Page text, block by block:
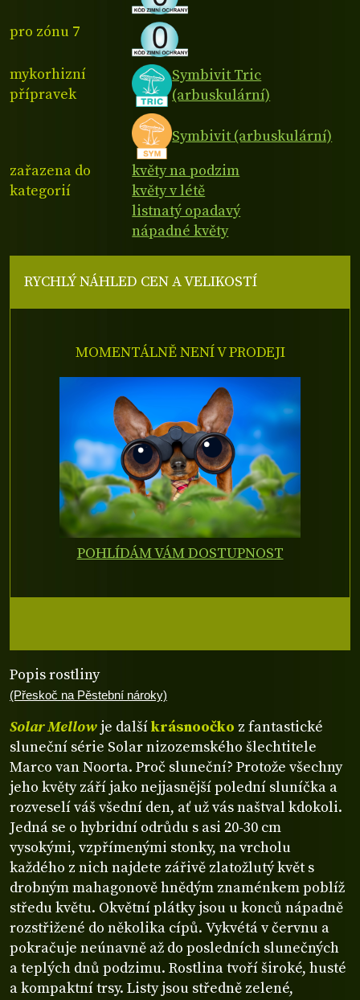
pro zónu 7
mykorhizní
přípravek
Symbivit Tric
(arbuskulární)
Symbivit (arbuskulární)
zařazena do
kategorií
květy na podzim
květy v létě
listnatý opadavý
nápadné květy
Popis rostliny
(Přeskoč na Pěstební nároky)
Solar Mellow je dalšíkrásnoočko z fantastické
sluneční série Solar nizozemského šlechtitele
Marco van Noorta. Proč sluneční? Protože všechny
jeho květy září jako nejjasnější polední sluníčka a
rozveselí váš všední den, ať už vás naštval kdokoli.
Jedná se o hybridní odrůdu s asi 20-30 cm
vysokými, vzpřímenými stonky, na vrcholu
každého z nich najdete zářivě zlatožlutý květ s
drobným mahagonově hnědým znaménkem poblíž
středu květu. Okvětní plátky jsou u konců nápadně
rozstřižené do několika cípů. Vykvétá v červnu a
pokračuje neúnavně až do posledních slunečných
a teplých dnů podzimu. Rostlina tvoří široké, husté
a kompaktní trsy. Listy jsou středně zelené,
RYCHLÝ NÁHLED CEN A VELIKOSTÍ
MOMENTÁLNĚ NENÍ V PRODEJI
POHLÍDÁM VÁM DOSTUPNOST